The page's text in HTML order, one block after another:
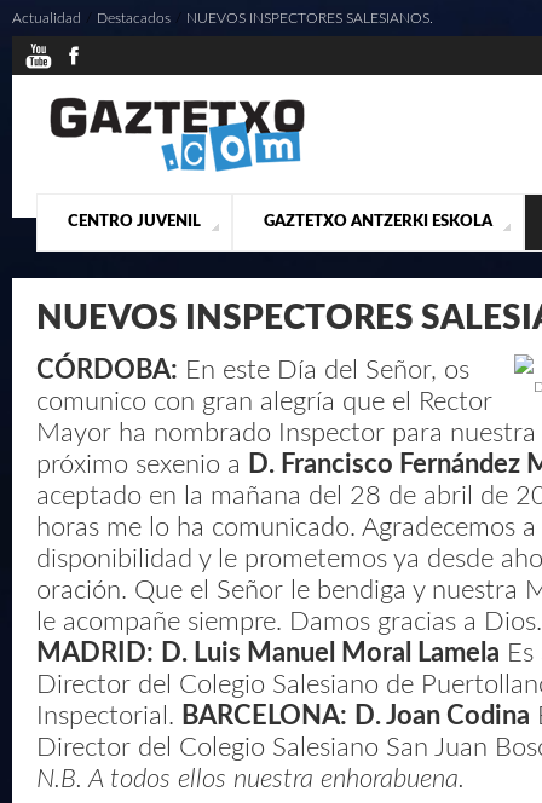
CENTRO JUVENIL
¿QUIENES SOMOS? ACTUALIDAD CONTACTO
GAZTETXO ANTZERKI ESKOLA
PRESENTACIÓN MUSICALES
Actualidad Destacados NUEVOS INSPECTORES SALESIANOS.
NUEVOS INSPECTORES
CÓRDOBA: En este Día del Señor, os
comunico con gran alegría que el Rector
Mayor ha nombrado Inspector para
próximo sexenio a D. Francisco Fernández
aceptado en la mañana del 28 de abril de
horas me lo ha comunicado. Agradecemos a
disponibilidad y le prometemos ya desde
oración. Que el Señor le bendiga y nuestra
le acompañe siempre. Damos gracias a
MADRID: D. Luis Manuel Moral Lamela
Director del Colegio Salesiano de
Inspectorial. BARCELONA: D. Joan Codina
Director del Colegio Salesiano San Juan
N.B. A todos ellos nuestra enhorabuena.